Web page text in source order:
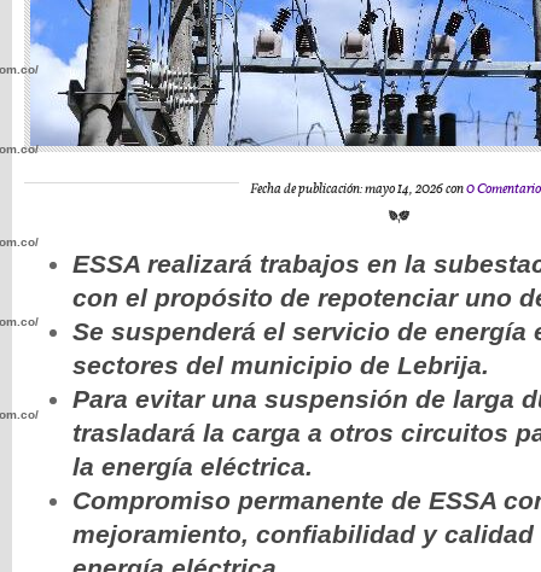
Fecha de publicación: mayo 14, 2026 con0
ESSA realizará trabajos en la
con el propósito de repotenciar uno
Se suspenderá el servicio de energía
sectores del municipio de Lebrija.
Para evitar una suspensión de larga
trasladará la carga a otros circuitos
la energía eléctrica.
Compromiso permanente de ESSA
mejoramiento, confiabilidad y
wp-
wp-
wp-
wp-
wp-